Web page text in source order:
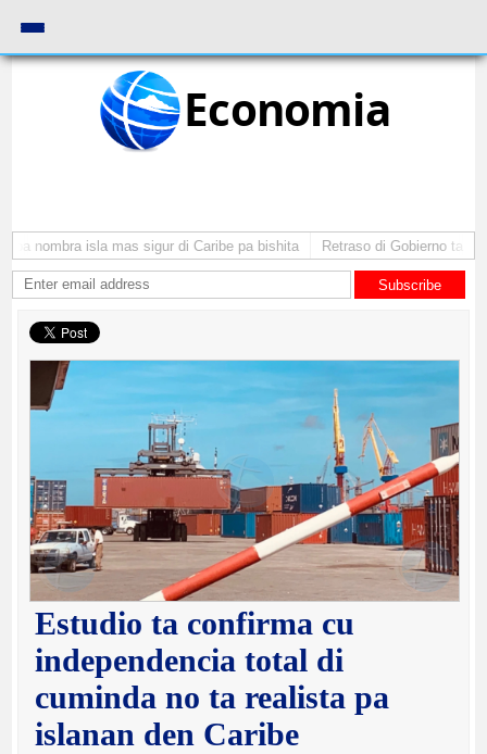
Economia
nombra isla mas sigur di Caribe pa bishita Retraso di Gobierno ta
Subscribe
Estudio ta confirma cu
independencia total di
cuminda no ta realista pa
islanan den Caribe